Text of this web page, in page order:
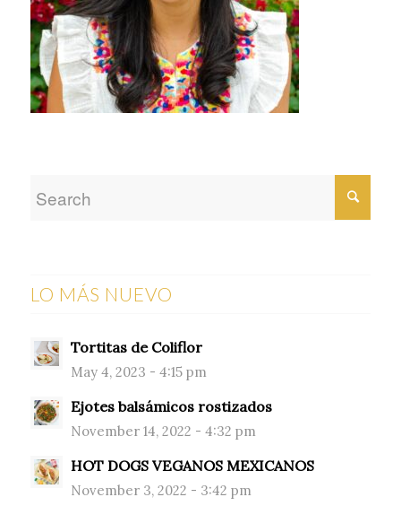
LO MÁS NUEVO
Tortitas de Coliflor
May 4, 2023 - 4:15 pm
Ejotes balsámicos rostizados
November 14, 2022 - 4:32 pm
HOT DOGS VEGANOS MEXICANOS
November 3, 2022 - 3:42 pm